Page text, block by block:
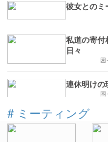
彼女とのミ
私道の寄付
日々
困
連休明けの
困
# ミーティング